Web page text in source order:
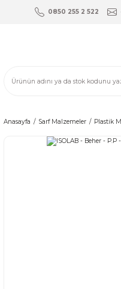
0850 255 2 522
Anasayfa Sarf Malzemeler Plastik